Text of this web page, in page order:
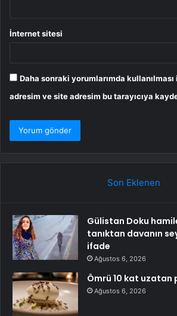
İnternet sitesi
Daha sonraki yorumlarımda
adresim ve site adresim bu tarayıcıya
Son Eklenen
Gülistan Doku
tanıktan davanın
ifade
Ağustos 6, 2026
Ömrü 10 kat
Ağustos 6, 2026